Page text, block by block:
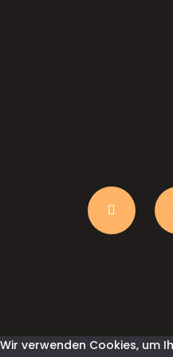
Wir verwenden Cookies, um